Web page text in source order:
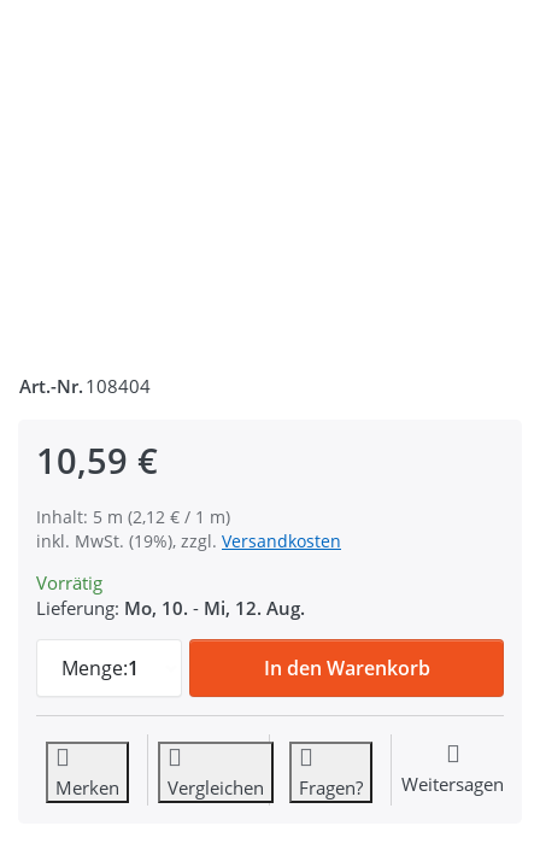
Art.-Nr. 108404
10,59 €
Inhalt: 5 m (2,12 € / 1 m)
inkl. MwSt. (19%), zzgl. Versandkosten
Vorrätig
Lieferung: Mo, 10. - Mi, 12. Aug.
Menge:1
5m Gürtelband / Taschenband - aus
In den Warenkorb
Merken Vergleichen Fragen? Weitersagen